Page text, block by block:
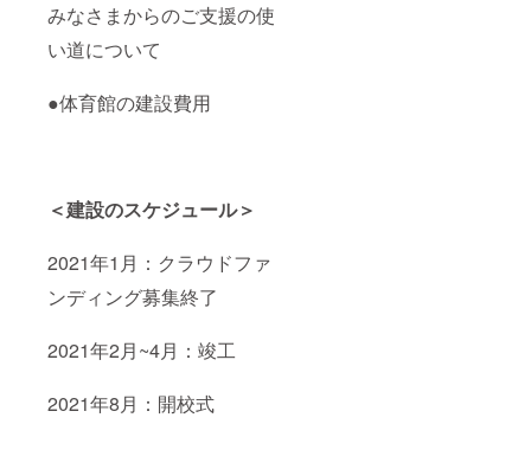
みなさまからのご支援の使
い道について
●体育館の建設費用
＜建設のスケジュール＞
2021年1月：クラウドファ
ンディング募集終了
2021年2月~4月：竣工
2021年8月：開校式